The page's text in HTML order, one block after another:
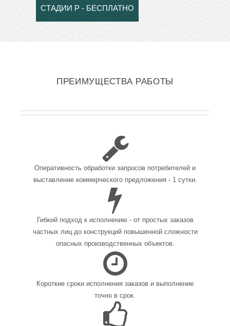
СТАДИИ Р - БЕСПЛАТНО
ПРЕИМУЩЕСТВА РАБОТЫ
Оперативность обработки запросов потребителей и
выставление коммерческого предложения - 1 сутки.
Гибкий подход к исполнению - от простых заказов
частных лиц до конструкций повышенной сложности
опасных производственных объектов.
Короткие сроки исполнения заказов и выполнение
точно в срок.